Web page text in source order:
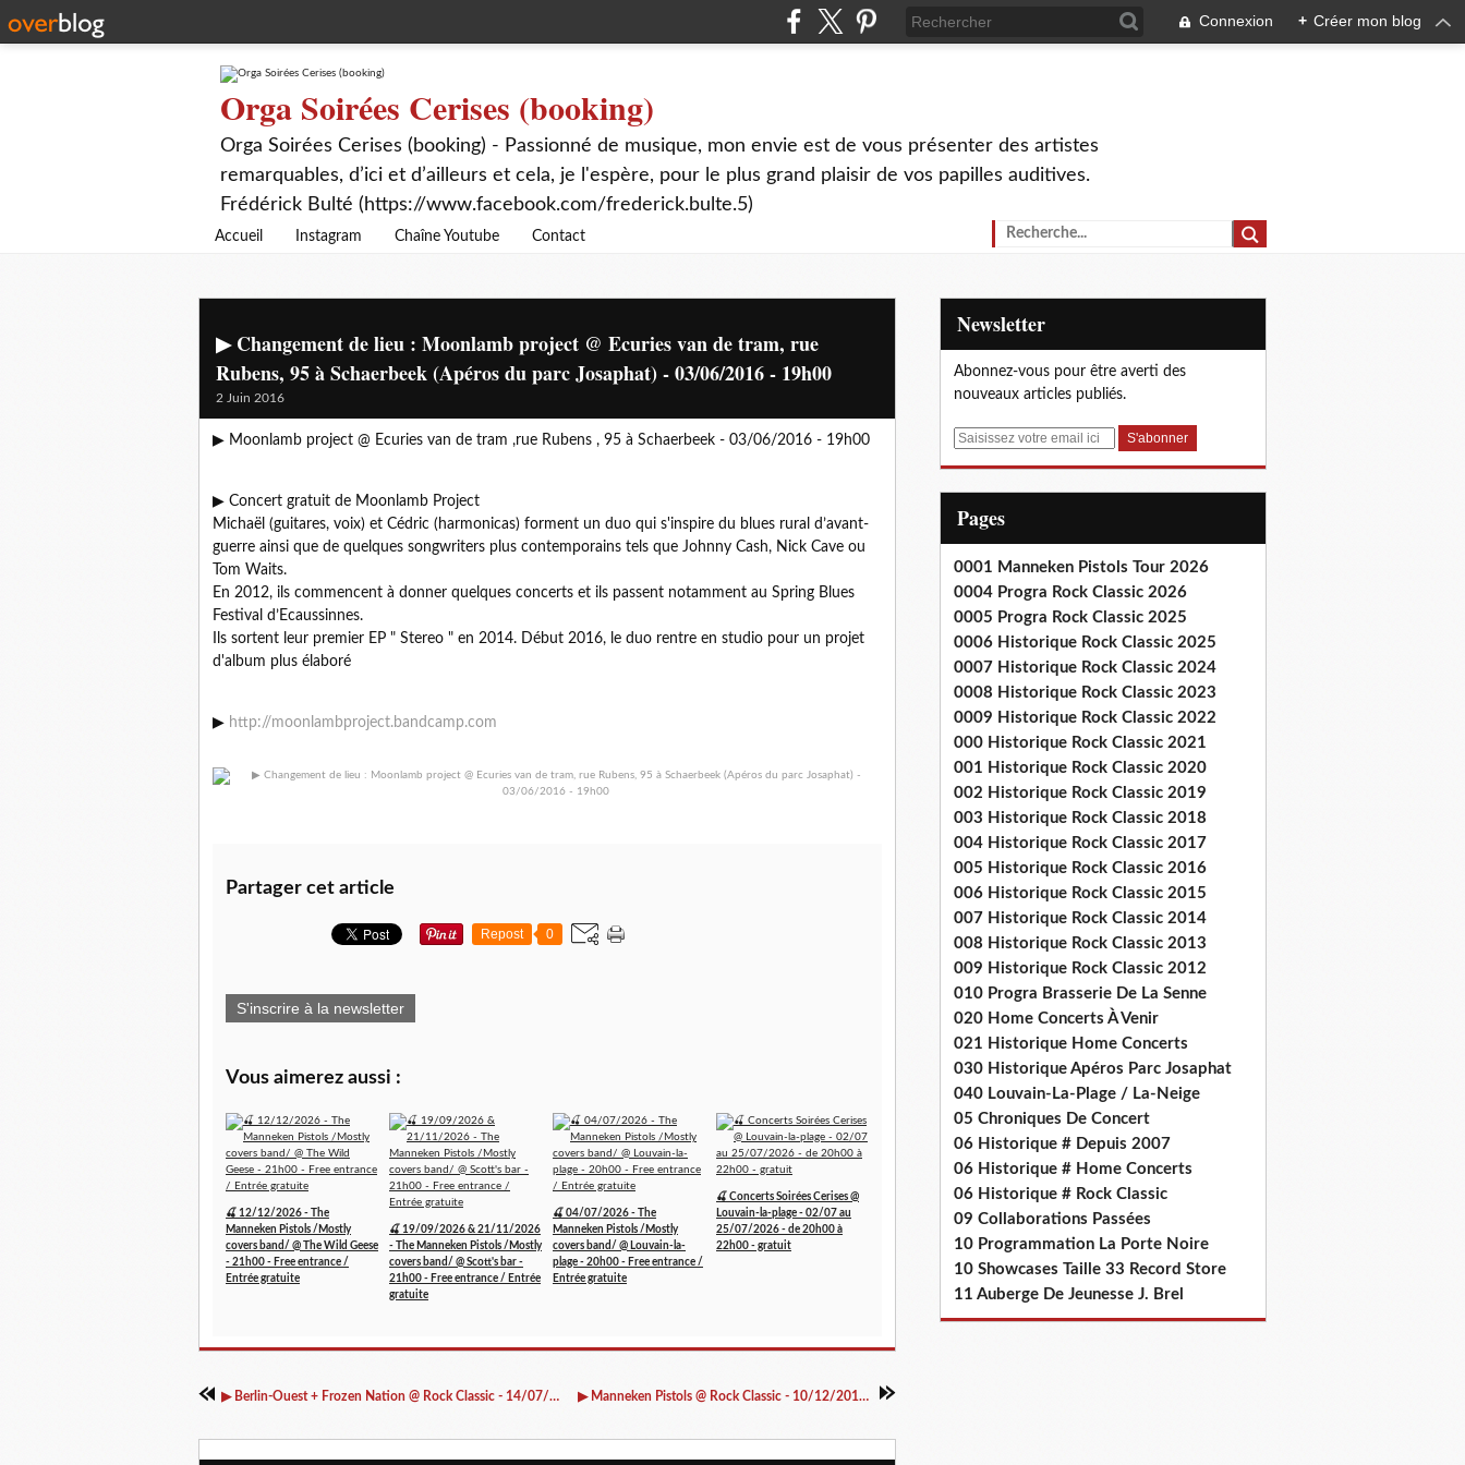
Connexion + Créer mon blog
Orga Soirées Cerises (booking)
Orga Soirées Cerises (booking) - Passionné de musique, mon envie est de vous présenter des artistes
remarquables, d’ici et d’ailleurs et cela, je l'espère, pour le plus grand plaisir de vos papilles auditives.
Frédérick Bulté (https://www.facebook.com/frederick.bulte.5)
Accueil Instagram Chaîne Youtube Contact
▶ Changement de lieu : Moonlamb project @ Ecuries van de tram, rue
Rubens, 95 à Schaerbeek (Apéros du parc Josaphat) - 03/06/2016 - 19h00
2 Juin 2016
▶ Moonlamb project @ Ecuries van de tram ,rue Rubens , 95 à Schaerbeek - 03/06/2016 - 19h00
▶ Concert gratuit de Moonlamb Project
Michaël (guitares, voix) et Cédric (harmonicas) forment un duo qui s'inspire du blues rural d’avant­-
guerre ainsi que de quelques songwriters plus contemporains tels que Johnny Cash, Nick Cave ou
Tom Waits.
En 2012, ils commencent à donner quelques concerts et ils passent notamment au Spring Blues
Festival d’Ecaussinnes.
Ils sortent leur premier EP " Stereo " en 2014. Début 2016, le duo rentre en studio pour un projet
d'album plus élaboré
▶ http://moonlambproject.bandcamp.com
Partager cet article
Repost 0
S'inscrire à la newsletter
Vous aimerez aussi :
🍒 12/12/2026 - The
Manneken Pistols /Mostly
covers band/ @ The Wild Geese
- 21h00 - Free entrance /
Entrée gratuite
🍒 19/09/2026 & 21/11/2026
- The Manneken Pistols /Mostly
covers band/ @ Scott's bar -
21h00 - Free entrance / Entrée
gratuite
🍒 04/07/2026 - The
Manneken Pistols /Mostly
covers band/ @ Louvain-la-
plage - 20h00 - Free entrance /
Entrée gratuite
🍒 Concerts Soirées Cerises @
Louvain-la-plage - 02/07 au
25/07/2026 - de 20h00 à
22h00 - gratuit
▶ Berlin-Ouest + Frozen Nation @ Rock Classic - 14/07/2016 - 20h30 - Entrée gratuite ! ▶ Manneken Pistols @ Rock Classic - 10/12/2016 - 21h00 - Entrée grtauite !
Newsletter
Abonnez-vous pour être averti des
nouveaux articles publiés.
E
Pages
0001 Manneken Pistols Tour 2026
0004 Progra Rock Classic 2026
0005 Progra Rock Classic 2025
0006 Historique Rock Classic 2025
0007 Historique Rock Classic 2024
0008 Historique Rock Classic 2023
0009 Historique Rock Classic 2022
000 Historique Rock Classic 2021
001 Historique Rock Classic 2020
002 Historique Rock Classic 2019
003 Historique Rock Classic 2018
004 Historique Rock Classic 2017
005 Historique Rock Classic 2016
006 Historique Rock Classic 2015
007 Historique Rock Classic 2014
008 Historique Rock Classic 2013
009 Historique Rock Classic 2012
010 Progra Brasserie De La Senne
020 Home Concerts À Venir
021 Historique Home Concerts
030 Historique Apéros Parc Josaphat
040 Louvain-La-Plage / La-Neige
05 Chroniques De Concert
06 Historique # Depuis 2007
06 Historique # Home Concerts
06 Historique # Rock Classic
09 Collaborations Passées
10 Programmation La Porte Noire
10 Showcases Taille 33 Record Store
11 Auberge De Jeunesse J. Brel